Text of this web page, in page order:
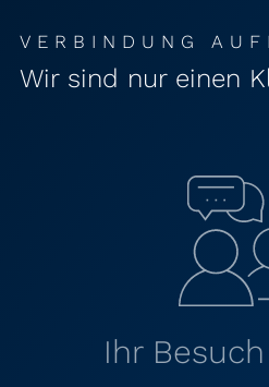
VERBINDUNG
Wir sind nur einen
Ihr